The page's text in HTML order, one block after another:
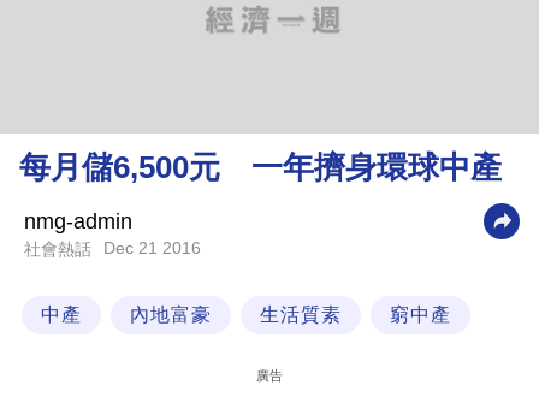
理
財
業
技
每月儲6,500元 一年擠身環球中產
nmg-admin
社會熱話 Dec 21 2016
中產 內地富豪 生活質素 窮中產
廣告